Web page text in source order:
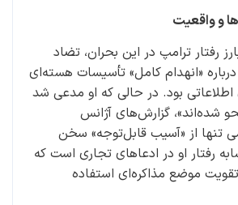
و واقعیت
رفتار ترامپ در این بحران، تضاد
«انهدام کامل» تأسیسات هسته‌ای
اطلاعاتی بود. در حالی که او مدعی شد
شده‌اند»، گزارش‌های آژانس
تنها از «آسیب قابل‌توجه» سخن
رفتار او در ادعاهای تجاری است که
تقویت موضع مذاکره‌ای استفاده